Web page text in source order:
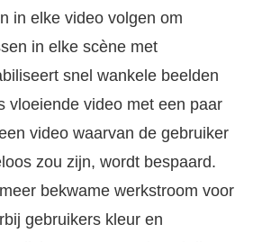
in elke video volgen om
in elke scène met
snel wankele beelden
vloeiende video met een paar
video waarvan de gebruiker
zou zijn, wordt bespaard.
bekwame werkstroom voor
gebruikers kleur en